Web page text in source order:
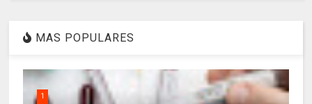
MAS POPULARES
1